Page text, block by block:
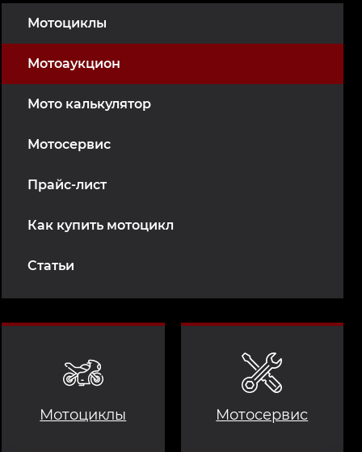
Мотоциклы
Мотоаукцион
Мото калькулятор
Мотосервис
Прайс-лист
Как купить мотоцикл
Статьи
Мотоциклы Мотосервис